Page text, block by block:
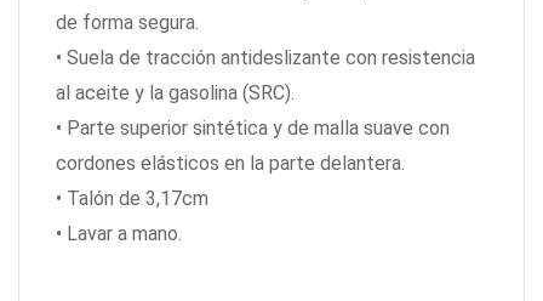
de forma segura.
• Suela de tracción antideslizante con resistencia
al aceite y la gasolina (SRC).
• Parte superior sintética y de malla suave con
cordones elásticos en la parte delantera.
• Talón de 3,17cm
• Lavar a mano.